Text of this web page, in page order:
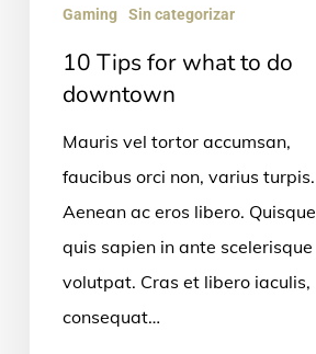
Gaming Sin categorizar
10 Tips for what to do
downtown
Mauris vel tortor accumsan,
faucibus orci non, varius turpis.
Aenean ac eros libero. Quisque
quis sapien in ante scelerisque
volutpat. Cras et libero iaculis,
consequat…